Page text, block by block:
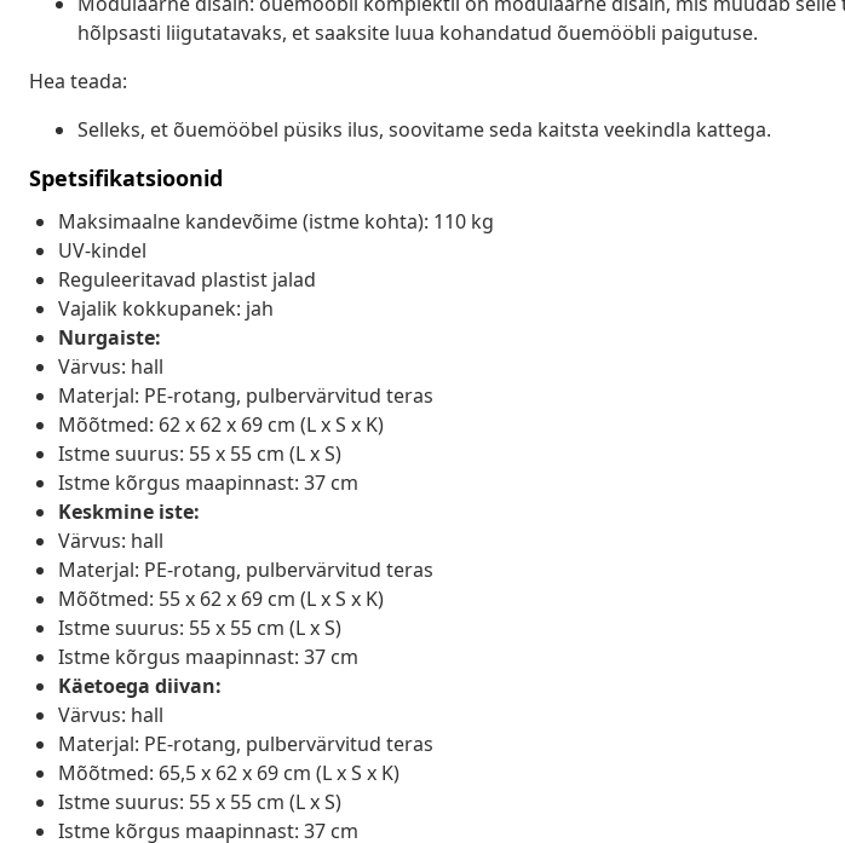
hõlpsasti liigutatavaks, et saaksite luua kohandatud õuemööbli paigutuse.
Hea teada:
Selleks, et õuemööbel püsiks ilus, soovitame seda kaitsta veekindla kattega.
Spetsifikatsioonid
Maksimaalne kandevõime (istme kohta): 110 kg
UV-kindel
Reguleeritavad plastist jalad
Vajalik kokkupanek: jah
Nurgaiste:
Värvus: hall
Materjal: PE-rotang, pulbervärvitud teras
Mõõtmed: 62 x 62 x 69 cm (L x S x K)
Istme suurus: 55 x 55 cm (L x S)
Istme kõrgus maapinnast: 37 cm
Keskmine iste:
Värvus: hall
Materjal: PE-rotang, pulbervärvitud teras
Mõõtmed: 55 x 62 x 69 cm (L x S x K)
Istme suurus: 55 x 55 cm (L x S)
Istme kõrgus maapinnast: 37 cm
Käetoega diivan:
Värvus: hall
Materjal: PE-rotang, pulbervärvitud teras
Mõõtmed: 65,5 x 62 x 69 cm (L x S x K)
Istme suurus: 55 x 55 cm (L x S)
Istme kõrgus maapinnast: 37 cm